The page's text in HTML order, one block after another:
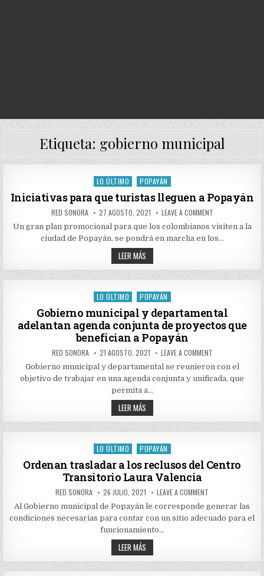
Etiqueta: gobierno municipal
Posted
LO ÚLTIMO POPAYÁN
Iniciativas para que turistas lleguen a Popayán
AUTHOR:
RED SONORA PUBLISHED
DATE:
27 AGOSTO, 2021 LEAVE A COMMENTON
PARA
TURISTAS
Un gran plan promocional para que los colombianos visiten a la
ciudad de Popayán, se pondrá en marcha en los…
LEER MÁSINICIATIVAS
PARA
QUE
TURISTAS
A
POPAYÁN
Posted
LO ÚLTIMO POPAYÁN
Gobierno municipal y departamental
adelantan agenda conjunta de proyectos que
benefician a Popayán
AUTHOR:
RED SONORA PUBLISHED
DATE:
21 AGOSTO, 2021 LEAVE A COMMENTON
MUNICIPAL
DEPARTAMENTAL
QUE
BENEFICIAN
Gobierno municipal y departamental se reunieron con el
objetivo de trabajar en una agenda conjunta y unificada, que
permita a…
LEER MÁSGOBIERNO
MUNICIPAL
Y
DEPARTAMENTAL
AGENDA
CONJUNTA
DE
PROYECTOS
QUE
BENEFICIAN
A
POPAYÁN
Posted
LO ÚLTIMO POPAYÁN
Ordenan trasladar a los reclusos del Centro
Transitorio Laura Valencia
AUTHOR:
RED SONORA PUBLISHED
DATE:
26 JULIO, 2021 LEAVE A COMMENT
TRASLADAR
A
LOS
VALENCIA
Al Gobierno municipal de Popayán le corresponde generar las
condiciones necesarias para contar con un sitio adecuado para el
funcionamiento…
LEER MÁSORDENAN
TRASLADAR
A
LOS